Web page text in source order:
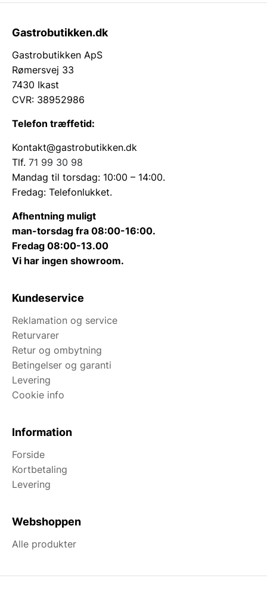
Gastrobutikken.dk
Gastrobutikken ApS
Rømersvej 33
7430 Ikast
CVR: 38952986
Telefon træffetid:
Kontakt@gastrobutikken.dk
Tlf. 71 99 30 98
Mandag til torsdag: 10:00 – 14:00.
Fredag: Telefonlukket.
Afhentning muligt
man-torsdag fra 08:00-16:00.
Fredag 08:00-13.00
Vi har ingen showroom.
Kundeservice
Reklamation og service
Returvarer
Retur og ombytning
Betingelser og garanti
Levering
Cookie info
Information
Forside
Kortbetaling
Levering
Webshoppen
Alle produkter